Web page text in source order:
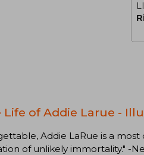
of Addie Larue -
Addie LaRue is a
of unlikely immortality." -